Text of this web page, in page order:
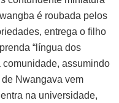
é roubada pelos
entrega o filho
“língua dos
comunidade, assumindo
Nwangava vem
na universidade,